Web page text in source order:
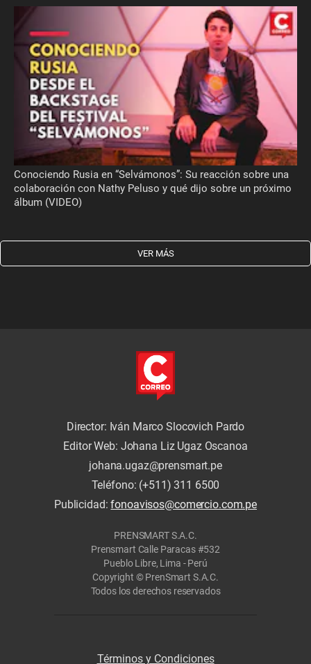
Conociendo Rusia en “Selvámonos”: Su reacción sobre una
colaboración con Nathy Peluso y qué dijo sobre un próximo
álbum (VIDEO)
VER MÁS
Director: Iván Marco Slocovich Pardo
Editor Web: Johana Liz Ugaz Oscanoa
johana.ugaz@prensmart.pe
Teléfono: (+511) 311 6500
Publicidad:fonoavisos@comercio.com.pe
PRENSMART S.A.C.
Prensmart Calle Paracas #532
Pueblo Libre, Lima - Perú
Copyright © PrenSmart S.A.C.
Todos los derechos reservados
Términos y Condiciones